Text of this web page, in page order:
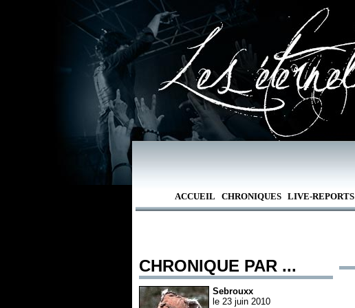
ACCUEIL CHRONIQUES LIVE-REPORTS
CHRONIQUE PAR ...
Sebrouxx
le 23 juin 2010